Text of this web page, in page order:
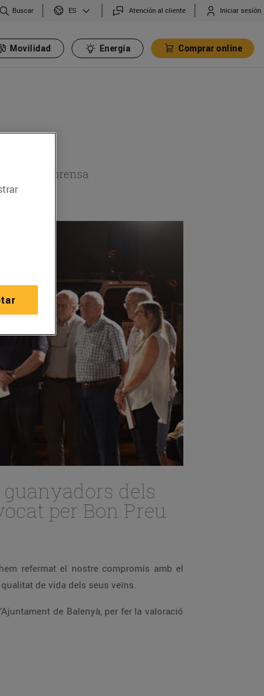
Buscar ES Atención al cliente Iniciar sesión
Movilidad Energía Comprar online
de prensa
dels
per Bon Preu
hem refermat el nostre compromís amb el
de vida dels seus veïns.
de Balenyà, per fer la valoració